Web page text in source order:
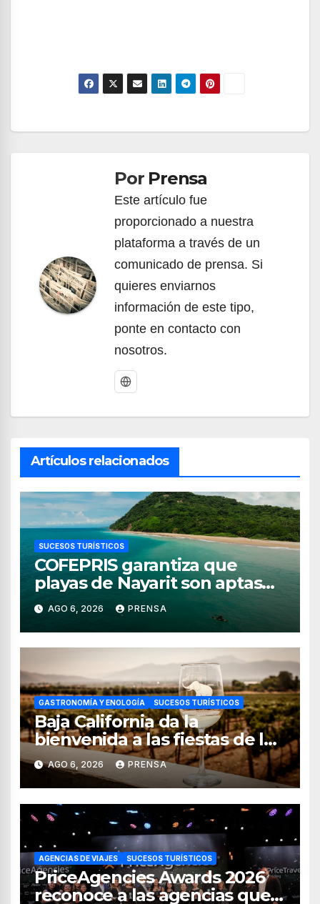
Navegación
entradasPor Prensa
Este artículo fue
proporcionado a nuestra
plataforma a través de un
comunicado de prensa. Si
quieres enviarnos
información de este tipo,
ponte en contacto con
nosotros.
Artículos relacionados
SUCESOS TURÍSTICOS
COFEPRIS garantiza que
playas de Nayarit son aptas
para uso recreativo
AGO 6, 2026 PRENSA
GASTRONOMÍA Y ENOLOGÍA SUCESOS TURÍSTICOS
Baja California da la
bienvenida a las fiestas de la
vendimia 2026
AGO 6, 2026 PRENSA
AGENCIAS DE VIAJES SUCESOS TURÍSTICOS
PriceAgencies Awards 2026
reconoce a las agencias que